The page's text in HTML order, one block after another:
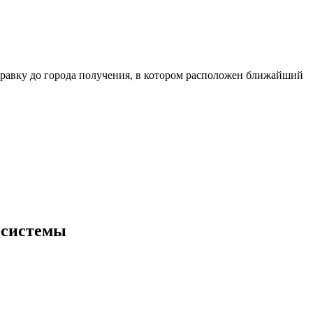
до города получения, в котором расположен ближайший